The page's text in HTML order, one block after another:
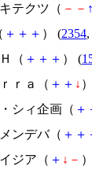
テクツ（ － － ↑
＋ ＋ ＋ ） (2354,
（ ＋ ＋ ＋ ） (
ｒａ（ ＋ ＋ ↓
シィ企画（ ＋
ンデバ（ ＋ ＋
ジア（ ＋ ↓ －